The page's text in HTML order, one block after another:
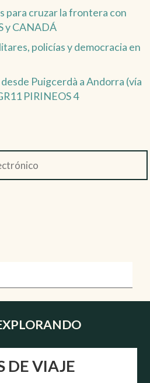
para cruzar la frontera con
y CANADÁ
policías y democracia en
Puigcerdà a Andorra (vía
PIRINEOS 4
DE VIAJE